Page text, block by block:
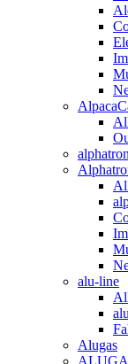
alu-line
Alugas